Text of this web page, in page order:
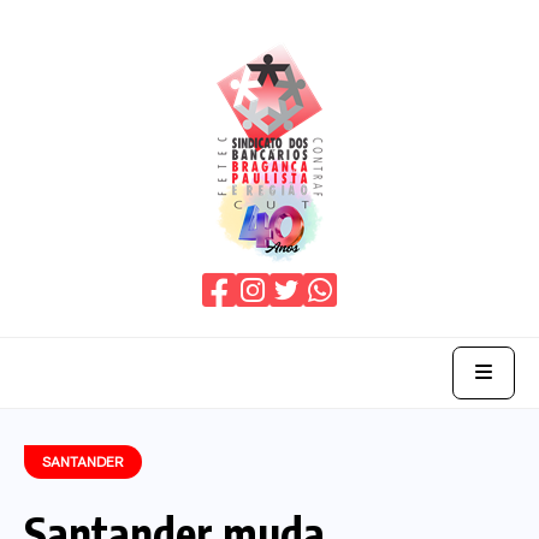
Home
O Sindicato
SANTANDER